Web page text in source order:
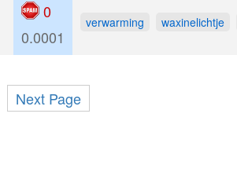
0
0.0001
verwarming waxinelichtje
Next Page